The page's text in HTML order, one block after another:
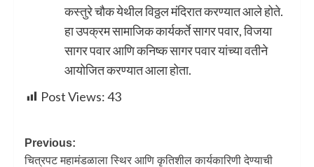
कस्तुरे चौक येथील विठ्ठल मंदिरात करण्यात आले होते.
हा उपक्रम सामाजिक कार्यकर्ते सागर पवार, विजया
सागर पवार आणि कनिष्क सागर पवार यांच्या वतीने
आयोजित करण्यात आला होता.
Post Views:43
Previous:
चित्रपट महामंडळाला स्थिर आणि कृतिशील कार्यकारिणी देण्याची